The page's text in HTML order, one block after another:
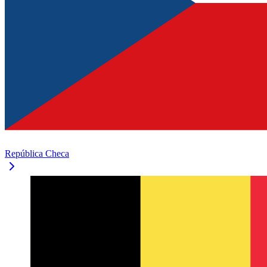
República Checa